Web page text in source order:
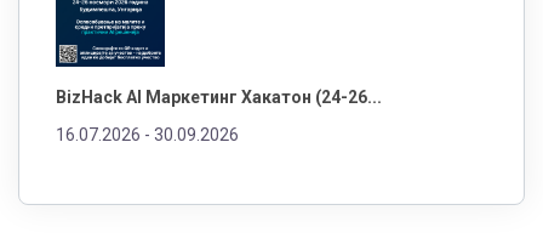
BizHack AI Маркетинг Хакатон (24-26...
16.07.2026 - 30.09.2026